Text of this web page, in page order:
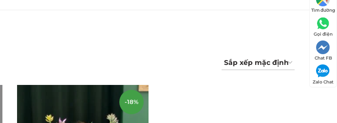
-18%
Tìm đường
Gọi điện
Chat FB
Zalo Chat